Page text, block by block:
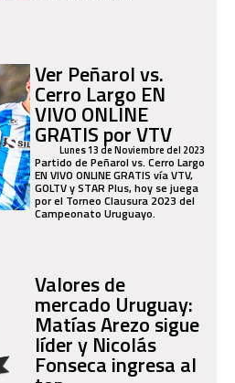
Ver Peñarol vs.
Cerro Largo EN
VIVO ONLINE
GRATIS por VTV
Lunes 13 de Noviembre del 2023
Partido de Peñarol vs. Cerro Largo
EN VIVO ONLINE GRATIS vía VTV,
GOLTV y STAR Plus, hoy se juega
por el Torneo Clausura 2023 del
Campeonato Uruguayo.
Valores de
mercado Uruguay:
Matías Arezo sigue
líder y Nicolás
Fonseca ingresa al